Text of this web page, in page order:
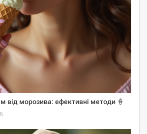
від морозива: ефективні методи 🍦